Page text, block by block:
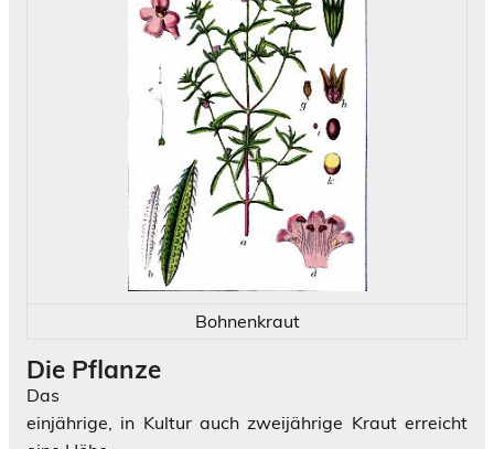
Bohnenkraut
Die Pflanze
Das
einjährige, in Kultur auch zweijährige Kraut erreicht